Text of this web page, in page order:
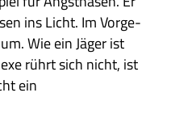
ins Licht. Im Vor­ge­
Wie ein Jäger ist
rührt sich nicht, ist
ein